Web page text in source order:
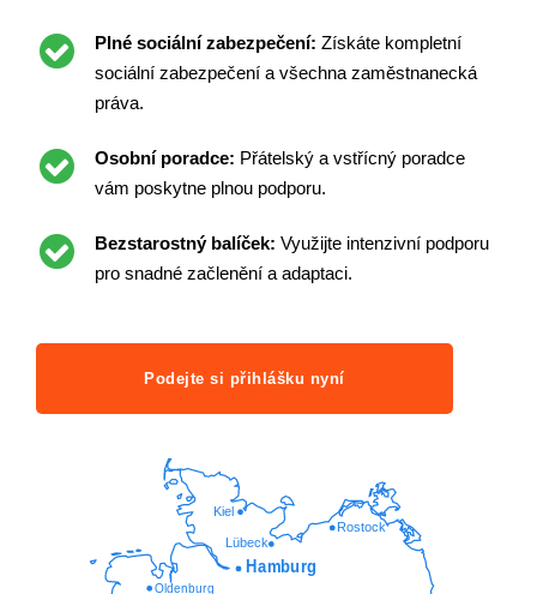
Plné sociální zabezpečení: Získáte kompletní
sociální zabezpečení a všechna zaměstnanecká
práva.
Osobní poradce: Přátelský a vstřícný poradce
vám poskytne plnou podporu.
Bezstarostný balíček: Využijte intenzivní podporu
pro snadné začlenění a adaptaci.
Podejte si přihlášku nyní
Oldenburg
Lübeck
Rostock
Kiel
Hamburg